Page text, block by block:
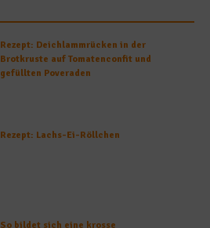
Rezept: Deichlammrücken in der
Brotkruste auf Tomatenconfit und
gefüllten Poveraden
Rezept: Lachs-Ei-Röllchen
So bildet sich eine krosse